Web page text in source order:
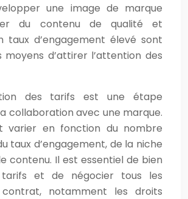
une image de marque
du contenu de qualité et
taux d’engagement élevé sont
moyens d’attirer l’attention des
des tarifs est une étape
collaboration avec une marque.
varier en fonction du nombre
taux d’engagement, de la niche
contenu. Il est essentiel de bien
et de négocier tous les
notamment les droits